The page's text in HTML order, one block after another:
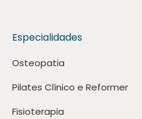
Especialidades
Osteopatia
Pilates Clínico e Reformer
Fisioterapia